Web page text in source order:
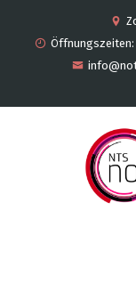
Öffnungszeiten: